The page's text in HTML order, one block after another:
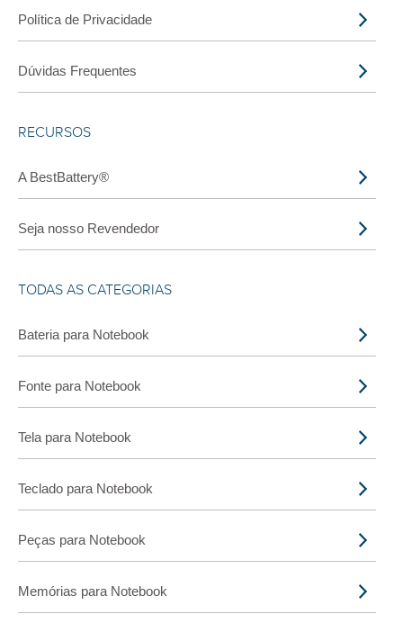
Política de Privacidade
Dúvidas Frequentes
RECURSOS
A BestBattery®
Seja nosso Revendedor
TODAS AS CATEGORIAS
Bateria para Notebook
Fonte para Notebook
Tela para Notebook
Teclado para Notebook
Peças para Notebook
Memórias para Notebook